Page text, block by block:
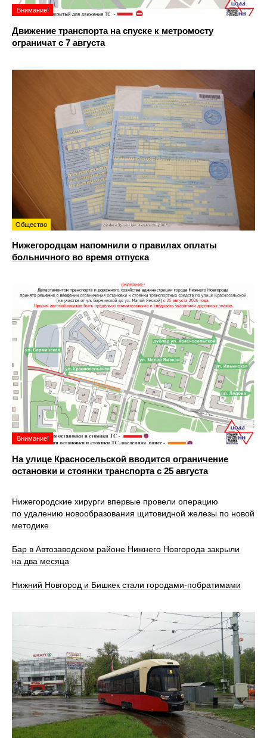
Внимание!
Движение транспорта на спуске к метромосту
ограничат с 7 августа
Общество
Нижегородцам напомнили о правилах оплаты
больничного во время отпуска
Внимание!
На улице Красносельской вводится ограничение
остановки и стоянки транспорта с 25 августа
Нижегородские хирурги впервые провели операцию
по удалению новообразования щитовидной железы по новой
методике
Бар в Автозаводском районе Нижнего Новгорода закрыли
на два месяца
Нижний Новгород и Бишкек стали городами-побратимами